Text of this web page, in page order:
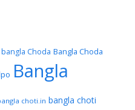
bangla Choda Bangla Choda
Bangla
choti.in bangla choti